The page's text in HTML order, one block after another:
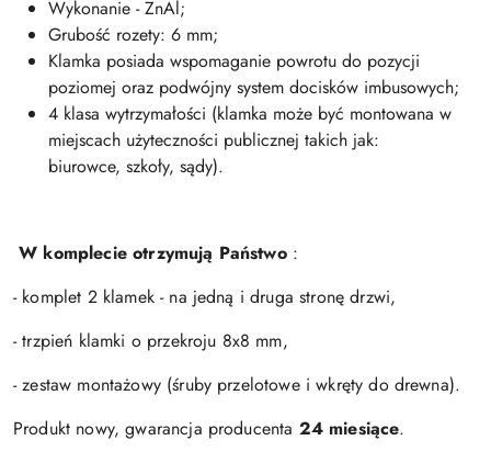
Wykonanie - ZnAl;
Grubość rozety: 6 mm;
Klamka posiada wspomaganie powrotu do pozycji
poziomej oraz podwójny system docisków imbusowych;
4 klasa wytrzymałości (klamka może być montowana w
miejscach użyteczności publicznej takich jak:
biurowce, szkoły, sądy).
W komplecie otrzymują Państwo:
- komplet 2 klamek - na jedną i druga stronę drzwi,
- trzpień klamki o przekroju 8x8 mm,
- zestaw montażowy (śruby przelotowe i wkręty do drewna).
Produkt nowy, gwarancja producenta 24 miesiące.